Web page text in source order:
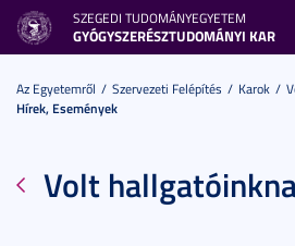
SZEGEDI TUDOMÁNYEGYETEM
GYÓGYSZERÉSZTUDOMÁNYI KAR
Az Egyetemről Szervezeti Felépítés Karok
Hírek, Események
Volt